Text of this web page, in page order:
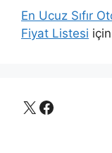
En Ucuz Sıfır
Fiyat Listesi için
X Facebook